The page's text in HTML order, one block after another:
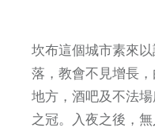
坎布這個城市素來
落，教會不見增長
地方，酒吧及不法
之冠。入夜之後，